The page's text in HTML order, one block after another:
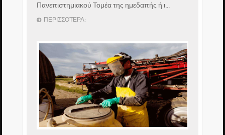
Πανεπιστημιακού Τομέα της ημεδαπής ή ι...
ΠΕΡΙΣΣΌΤΕΡΑ: